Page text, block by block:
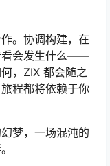
。协调构建，在
看会发生什么——
，ZIX 都会随之
程都将依赖于你
梦，一场混沌的